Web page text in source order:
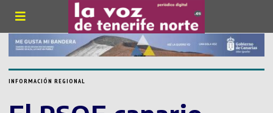
INFORMACIÓN REGIONAL